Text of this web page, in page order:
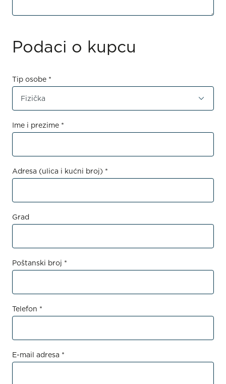
Podaci o kupcu
Tip osobe *
Ime i prezime *
Adresa (ulica i kućni broj) *
Grad
Poštanski broj *
Telefon *
E-mail adresa *